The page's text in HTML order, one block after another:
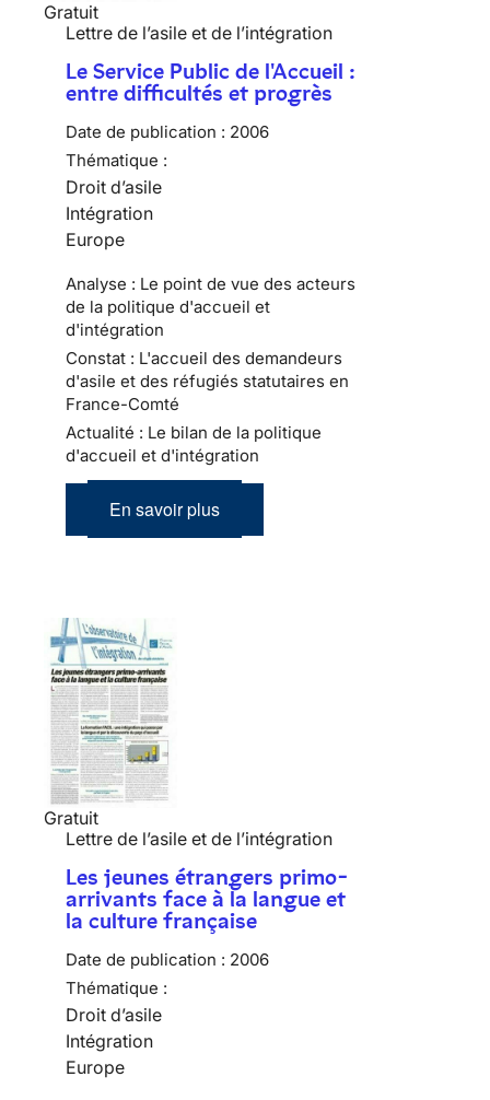
Gratuit
Lettre de l’asile et de l’intégration
Le Service Public de l'Accueil :
entre difficultés et progrès
Date de publication : 2006
Thématique :
Droit d’asile
Intégration
Europe
Analyse : Le point de vue des acteurs
de la politique d'accueil et
d'intégration
Constat : L'accueil des demandeurs
d'asile et des réfugiés statutaires en
France-Comté
Actualité : Le bilan de la politique
d'accueil et d'intégration
En savoir plus
Gratuit
Lettre de l’asile et de l’intégration
Les jeunes étrangers primo-
arrivants face à la langue et
la culture française
Date de publication : 2006
Thématique :
Droit d’asile
Intégration
Europe